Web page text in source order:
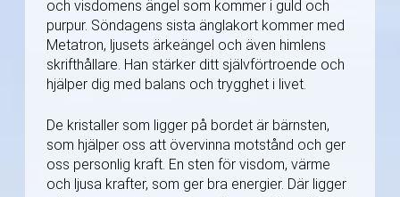
och visdomens ängel som kommer i guld och
purpur. Söndagens sista änglakort kommer med
Metatron, ljusets ärkeängel och även himlens
skrifthållare. Han stärker ditt självförtroende och
hjälper dig med balans och trygghet i livet.
De kristaller som ligger på bordet är bärnsten,
som hjälper oss att övervinna motstånd och ger
oss personlig kraft. En sten för visdom, värme
och ljusa krafter, som ger bra energier. Där ligger